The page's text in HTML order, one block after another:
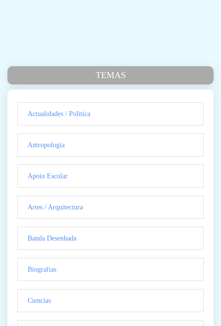
TEMAS
Actualidades / Politica
Antropologia
Apoio Escolar
Artes / Arquitectura
Banda Desenhada
Biografias
Ciencias